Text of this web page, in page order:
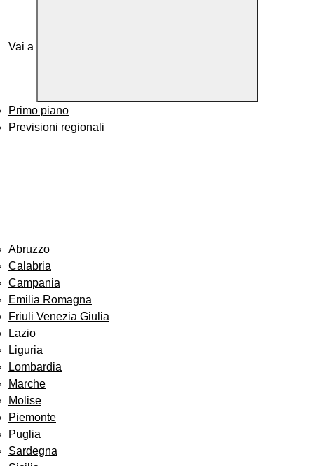
Vai a
Primo piano
Previsioni regionali
Abruzzo
Calabria
Campania
Emilia Romagna
Friuli Venezia Giulia
Lazio
Liguria
Lombardia
Marche
Molise
Piemonte
Puglia
Sardegna